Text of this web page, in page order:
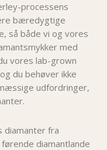
processens
bæredygtige
så både vi og vores
med
vores lab-grown
du behøver ikke
udfordringer,
diamanter fra
diamantlande